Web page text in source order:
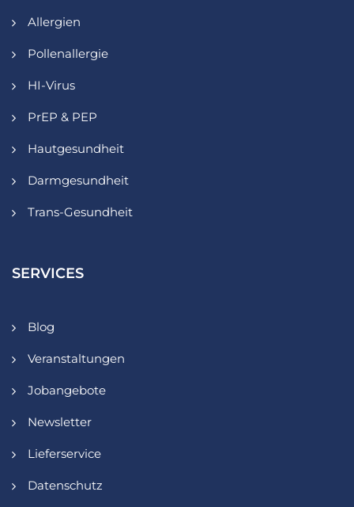
Allergien
Pollenallergie
HI-Virus
PrEP & PEP
Hautgesundheit
Darmgesundheit
Trans-Gesundheit
SERVICES
Blog
Veranstaltungen
Jobangebote
Newsletter
Lieferservice
Datenschutz